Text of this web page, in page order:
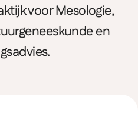
voor Mesologie,
en